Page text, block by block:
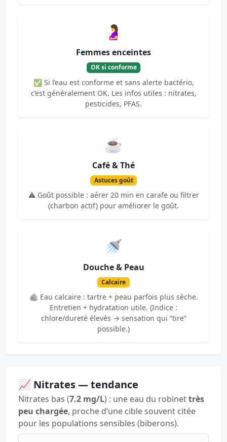
🤰
Femmes enceintes
OK si conforme
✅ Si l’eau est conforme et sans alerte bactério,
c’est généralement OK. Les infos utiles : nitrates,
pesticides, PFAS.
☕
Café & Thé
Astuces goût
⚠️ Goût possible : aérer 20 min en carafe ou filtrer
(charbon actif) pour améliorer le goût.
🚿
Douche & Peau
Calcaire
🪨 Eau calcaire : tartre + peau parfois plus sèche.
Entretien + hydratation utile. (Indice :
chlore/dureté élevés → sensation qui “tire”
possible.)
📈 Nitrates — tendance
Nitrates bas (7.2 mg/L) : une eau du robinettrès
peu chargée, proche d’une cible souvent citée
pour les populations sensibles (biberons).